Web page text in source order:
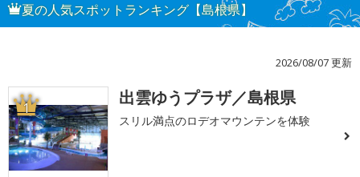
夏の人気スポットランキング【島根県】
2026/08/07 更新
1 出雲ゆうプラザ／島根県
スリル満点のロデオマウンテンを体験